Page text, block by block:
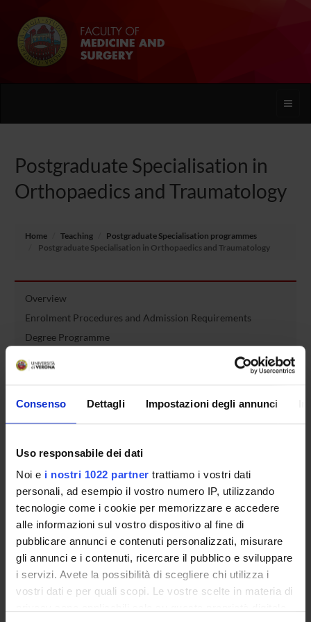
Consenso Dettagli Impostazioni degli annunci
Uso responsabile dei dati
Noi e i nostri 1022 partner trattiamo i vostri dati
personali, ad esempio il vostro numero IP, utilizzando
tecnologie come i cookie per memorizzare e accedere
alle informazioni sul vostro dispositivo al fine di
pubblicare annunci e contenuti personalizzati, misurare
gli annunci e i contenuti, ricercare il pubblico e sviluppare
i servizi. Avete la possibilità di scegliere chi utilizza i
vostri dati e per quali scopi. Le vostre scelte in materia di
Toggle
Postgraduate Specialisation in
Orthopaedics and Traumatology
Home Teaching
Postgraduate Specialisation programmes
Postgraduate Specialisation in Orthopaedics and Traumatology
Overview
Enrolment Procedures and Admission Requirements
Degree Programme
International Students
OFFERTA FORMATIVA
SEMESTRE FILTRO
CORSI DI LAUREA